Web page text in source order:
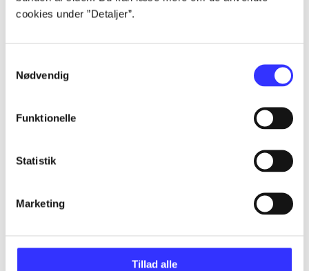
cookies under ”Detaljer”.
Nødvendig
Funktionelle
Statistik
Marketing
Tillad alle
...
...
...
...